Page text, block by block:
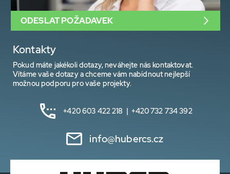
Kontakty
Pokud máte jakékoli dotazy, neváhejte nás kontaktovat.
Vítáme vaše dotazy a chceme vám nabídnout nejlepší
možnou podporu pro vaše projekty.
+420 603 422 218 | +420 732 734 392
info@hubercs.cz
ODESLAT POŽADAVEK